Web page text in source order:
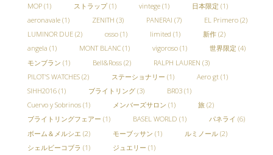
MOP(1) ストラップ(1) vintege(1) 日本限定 (1)
aeronavale(1) ZENITH (3) PANERAI (7) EL Primero(2)
LUMINOR DUE(2) osso(1) limited (1) 新作(2)
angela (1) MONT BLANC(1) vigoroso(1) 世界限定 (4)
モンブラン (1) Bell&Ross(2) RALPH LAUREN (3)
PILOT'S WATCHES(2) ステーショナリー (1) Aero gt(1)
SIHH2016(1) ブライトリング(3) BR03(1)
Cuervo y Sobrinos(1) メンバーズサロン (1) 旅(2)
ブライトリングフェアー (1) BASEL WORLD (1) パネライ (6)
ボーム＆メルシエ (2) モーブッサン (1) ルミノール(2)
シェルビーコブラ (1) ジュエリー (1)